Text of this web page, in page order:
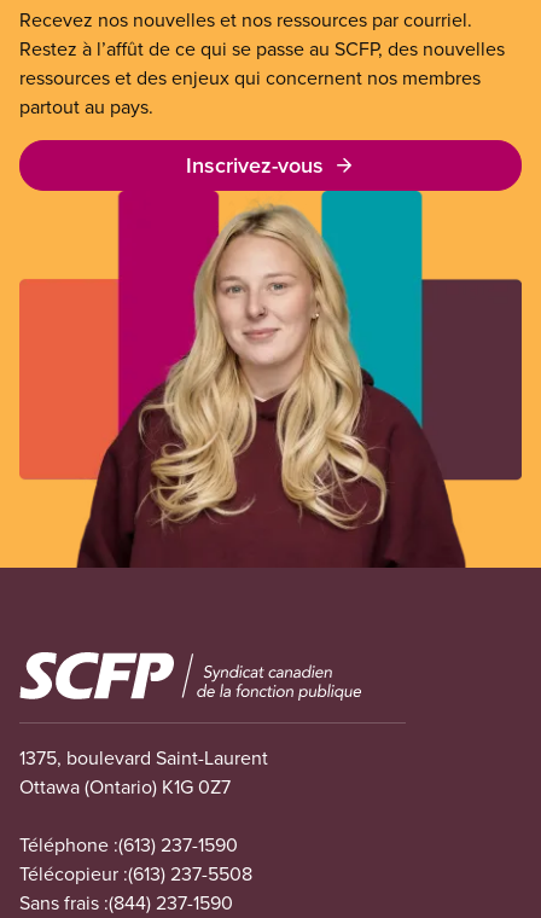
Recevez nos nouvelles et nos ressources par courriel.
Restez à l’affût de ce qui se passe au SCFP, des nouvelles
ressources et des enjeux qui concernent nos membres
partout au pays.
Inscrivez-vous
Image
1375, boulevard Saint-Laurent
Ottawa (Ontario) K1G 0Z7
Téléphone :(613) 237-1590
Télécopieur :(613) 237-5508
Sans frais :(844) 237-1590